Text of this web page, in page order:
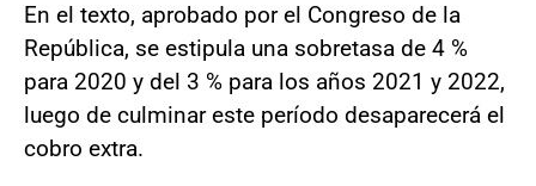
En el texto, aprobado por el Congreso de la
República, se estipula una sobretasa de 4 %
para 2020 y del 3 % para los años 2021 y 2022,
luego de culminar este período desaparecerá el
cobro extra.